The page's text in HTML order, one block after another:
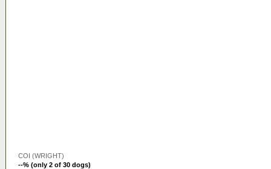
COI (WRIGHT)
--% (only 2 of 30 dogs)